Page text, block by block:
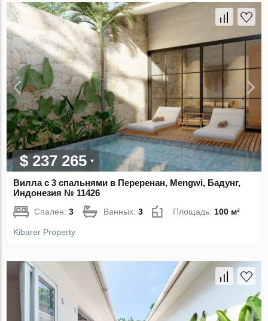
$ 237 265
Вилла с 3 спальнями в Переренан, Mengwi, Бадунг,
Индонезия № 11426
Спален:3 Ванных:3 Площадь: 100 м²
Kibarer Property